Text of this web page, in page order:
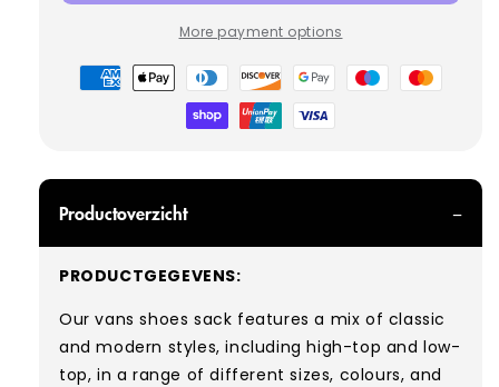
More payment options
Betaalmethoden
Productoverzicht
PRODUCTGEGEVENS:
Our vans shoes sack features a mix of classic
and modern styles, including high-top and low-
top, in a range of different sizes, colours, and